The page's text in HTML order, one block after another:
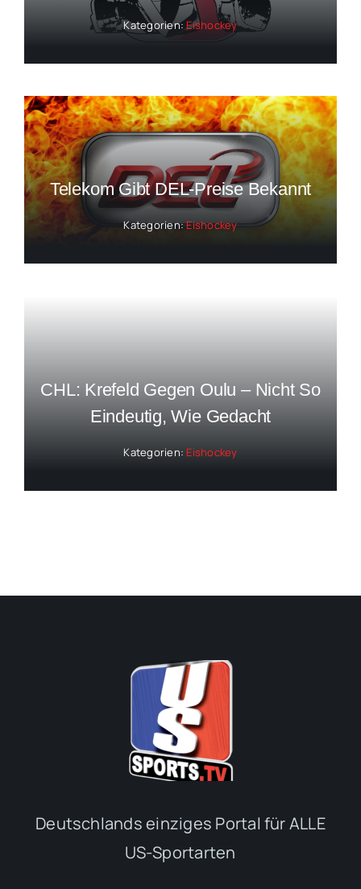
Kategorien:Eishockey
Telekom Gibt DEL-Preise Bekannt
Kategorien:Eishockey
CHL: Krefeld Gegen Oulu – Nicht So
Eindeutig, Wie Gedacht
Kategorien: Eishockey
Deutschlands einziges Portal für ALLE
US-Sportarten